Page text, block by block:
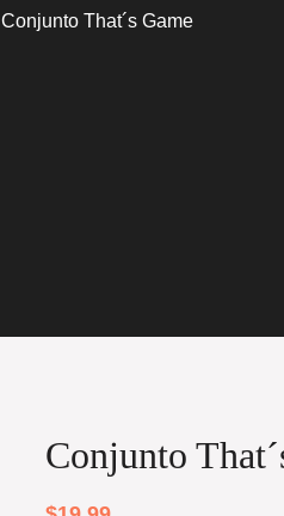
Conjunto That´s Game
Conjunto